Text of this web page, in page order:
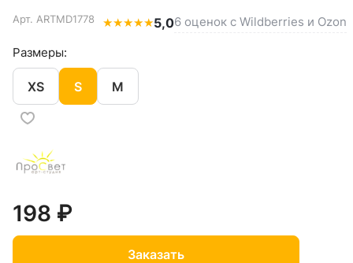
Арт. ARTMD1778 ★★★★★5,06 оценок с Wildberries и Ozon
Размеры:
XS S M
198 ₽
Заказать